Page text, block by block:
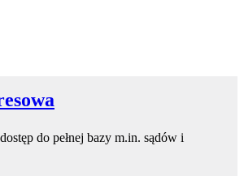
do pełnej bazy m.in. sądów i